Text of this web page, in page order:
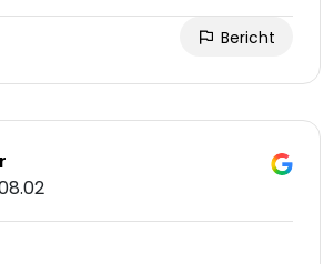
Bericht